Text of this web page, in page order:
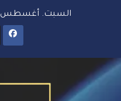
السبت. أغسطس 8th, 2026